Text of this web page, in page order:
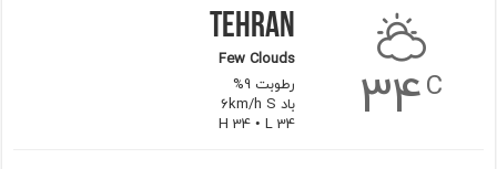
34C
Tehran
Few Clouds
رطوبت 9%
باد 6km/h S
H 34 • L 34